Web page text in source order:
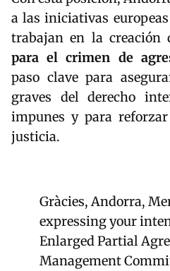
a las iniciativas
trabajan en la creación
para el crimen de
paso clave para
graves del derecho
impunes y para
justicia.
Gràcies, Andorra,
expressing your
Enlarged Partial
Management